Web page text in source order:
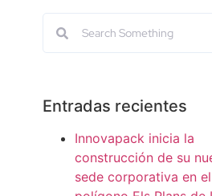
Entradas recientes
Innovapack inicia la
construcción de su
sede corporativa en el